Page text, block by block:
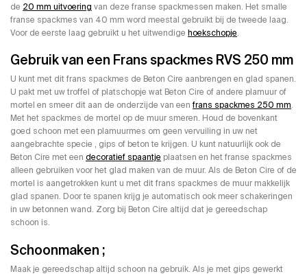
de 20 mm uitvoering van deze franse spackmessen maken. Het smalle
franse spackmes van 40 mm word meestal gebruikt bij de tweede laag.
Voor de eerste laag gebruikt u het uitwendige hoekschopje.
Gebruik van een Frans spackmes RVS 250 mm
U kunt met dit frans spackmes de Beton Cire aanbrengen en glad spanen.
U pakt met uw troffel of platschopje wat Beton Cire of andere plamuur of
mortel en smeer dit aan de onderzijde van een frans spackmes 250 mm.
Met het spackmes de mortel op de muur smeren. Houd de bovenkant
goed schoon met een plamuurmes om geen vervuiling in uw net
aangebrachte specie , gips of beton te krijgen. U kunt natuurlijk ook de
Beton Cire met een decoratief spaantje plaatsen en het franse spackmes
alleen gebruiken voor het glad maken van de muur. Als de Beton Cire of de
mortel is aangetrokken kunt u met dit frans spackmes de muur makkelijk
glad spanen. Door te spanen krijg je automatisch ook meer schakeringen
in uw betonnen wand. Zorg bij Beton Cire altijd dat je gereedschap
schoon is.
Schoonmaken ;
Maak je gereedschap altijd schoon na gebruik. Als je met gips gewerkt